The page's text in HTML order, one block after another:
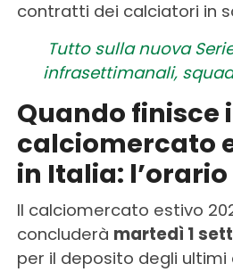
contratti dei calciatori in
Tutto sulla nuova
infrasettimanali,
Quando finisce
calciomercato
in Italia: l’orario
Il calciomercato estivo
concluderà martedì 1
per il deposito degli